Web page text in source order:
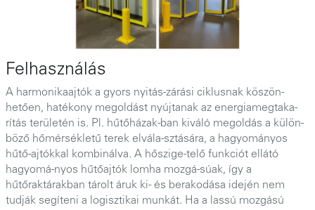
Felhasználás
A harmonikaajtók a gyors nyitás-zárási ciklusnak köszön-
hetően, hatékony megoldást nyújtanak az energiamegtaka-
rítás területén is. Pl. hűtőházak-ban kiváló megoldás a külön-
böző hőmérsékletű terek elvála-sztására, a hagyományos
hűtő-ajtókkal kombinálva. A hőszige-telő funkciót ellátó
hagyomá-nyos hűtőajtók lomha mozgá-súak, így a
hűtőraktárakban tárolt áruk ki- és berakodása idején nem
tudják segíteni a logisztikai munkát. Ha a lassú mozgású